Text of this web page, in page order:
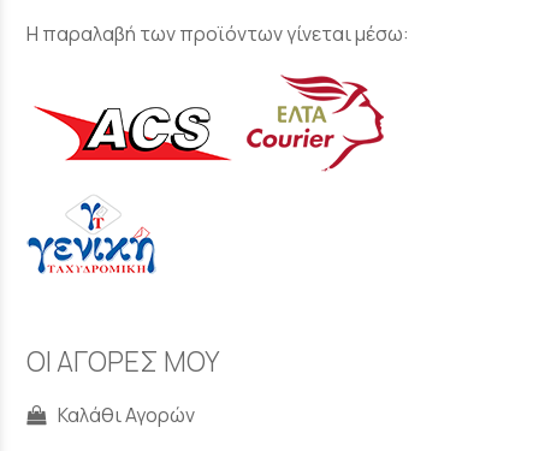
Η παραλαβή των προϊόντων γίνεται μέσω:
ΟΙ ΑΓΟΡΕΣ ΜΟΥ
Καλάθι Αγορών